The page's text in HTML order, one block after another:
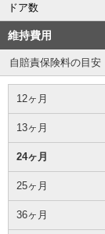
ドア数
維持費用
自賠責保険料の目安
12ヶ月
13ヶ月
24ヶ月
25ヶ月
36ヶ月